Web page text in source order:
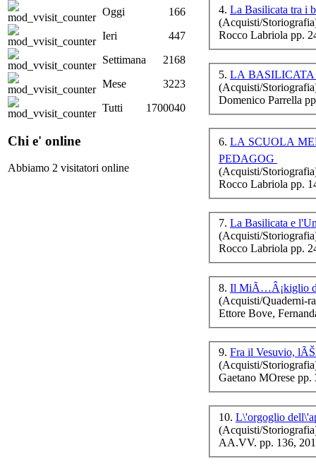
Oggi
166
Ieri
447
Settimana
2168
Mese
3223
Tutti
1700040
Chi e' online
Abbiamo 2 visitatori online
4. La Basilicata tra i
(Acquisti/
Rocco Labriola pp.
5. LA
(Acquisti/
Domenico Parrella
6. LA SCUOLA MEDIA
PEDAGOG
(Acquisti/
Rocco Labriola pp.
7. La Basilicata e
(Acquisti/
Rocco Labriola pp.
8. Il MiÃ…Â¡kiglio
(Acquisti/Quaderni-
Ettore Bove,
9.
(Acquisti/
Gaetano MOrese pp.
10. L\'orgoglio
(Acquisti/
AA.VV. pp. 136,